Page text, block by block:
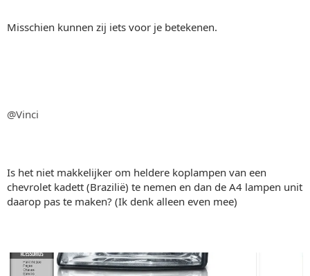
Misschien kunnen zij iets voor je betekenen.
@Vinci
Is het niet makkelijker om heldere koplampen van een
chevrolet kadett (Brazilië) te nemen en dan de A4 lampen unit
daarop pas te maken? (Ik denk alleen even mee)